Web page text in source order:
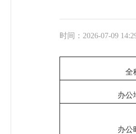
时间：2026-07-09
全
办公
办公